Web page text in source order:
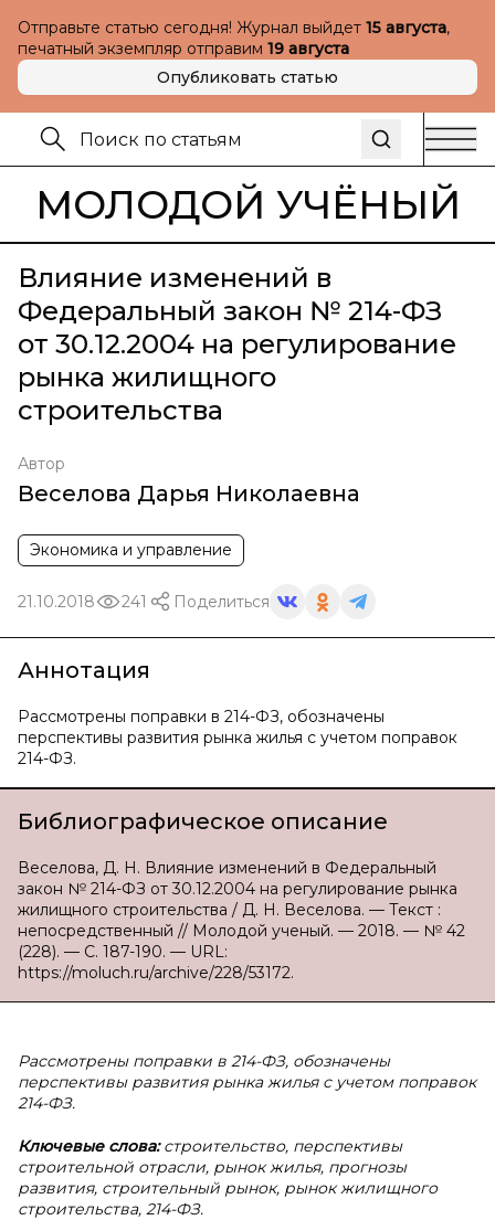
Отправьте статью сегодня! Журнал выйдет 15 августа,
печатный экземпляр отправим 19 августа
Опубликовать статью
МОЛОДОЙ УЧЁНЫЙ
Влияние изменений в
Федеральный закон № 214-ФЗ
от 30.12.2004 на регулирование
рынка жилищного
строительства
Автор
Веселова Дарья Николаевна
Экономика и управление
21.10.2018 241 Поделиться
Аннотация
Рассмотрены поправки в 214-ФЗ, обозначены
перспективы развития рынка жилья с учетом поправок
214-ФЗ.
Библиографическое описание
Веселова, Д. Н. Влияние изменений в Федеральный
закон № 214-ФЗ от 30.12.2004 на регулирование рынка
жилищного строительства / Д. Н. Веселова. — Текст :
непосредственный // Молодой ученый. — 2018. — № 42
(228). — С. 187-190. — URL:
https://moluch.ru/archive/228/53172.
Рассмотрены поправки в 214-ФЗ, обозначены
перспективы развития рынка жилья с учетом поправок
214-ФЗ.
Ключевые слова:строительство, перспективы
строительной отрасли, рынок жилья, прогнозы
развития, строительный рынок, рынок жилищного
строительства, 214-ФЗ.